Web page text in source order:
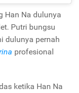
Han Na dulunya
Putri bungsu
dulunya pernah
profesional
ketika Han Na